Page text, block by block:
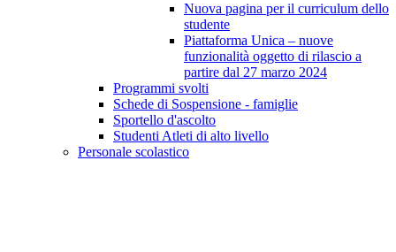
Nuova pagina per il curriculum dello
studente
Piattaforma Unica – nuove
funzionalità oggetto di rilascio a
partire dal 27 marzo 2024
Programmi svolti
Schede di Sospensione - famiglie
Sportello d'ascolto
Studenti Atleti di alto livello
Personale scolastico